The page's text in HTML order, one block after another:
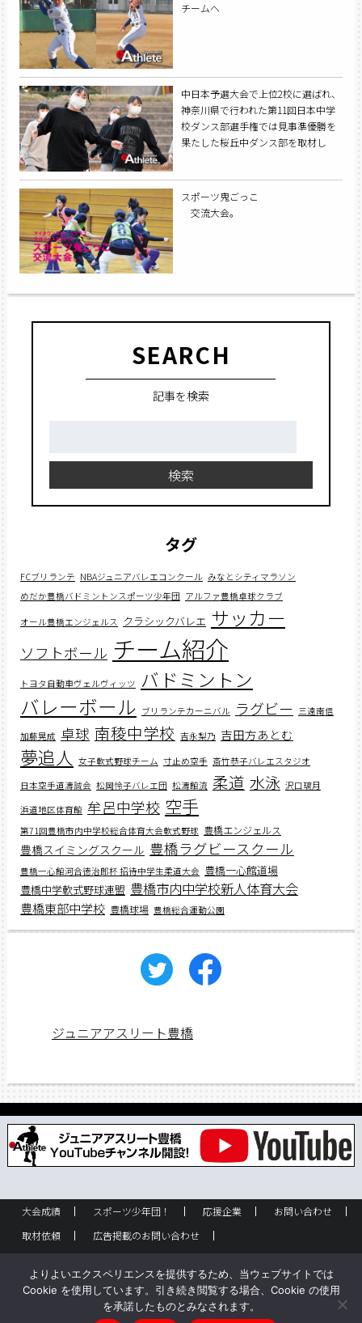
チームへ
中日本予選大会で上位2校に選ばれ、
神奈川県で行われた第11回日本中学
校ダンス部選手権では見事準優勝を
果たした桜丘中ダンス部を取材し
スポーツ鬼ごっこ
交流大会。
SEARCH
記事を検索
検索
タグ
FCブリランテ NBAジュニアバレエコンクール みなとシティマラソン
めだか豊橋バドミントンスポーツ少年団 アルファ豊橋卓球クラブ
オール豊橋エンジェルス クラシックバレエ サッカー
ソフトボール チーム紹介
トヨタ自動車ヴェルヴィッツ バドミントン
バレーボール ブリランテカーニバル ラグビー 三遠南信
加藤晃成 卓球 南稜中学校 吉永梨乃 吉田方あとむ
夢追人 女子軟式野球チーム 寸止め空手 斎竹恭子バレエスタジオ
日本空手道濤誠会 松岡怜子バレエ団 松濤館流 柔道 水泳 沢口璃月
浜道地区体育館 牟呂中学校 空手
第71回豊橋市内中学校総合体育大会軟式野球 豊橋エンジェルス
豊橋スイミングスクール 豊橋ラグビースクール
豊橋一心館河合徳治郎杯 招待中学生柔道大会 豊橋一心館道場
豊橋中学軟式野球連盟 豊橋市内中学校新人体育大会
豊橋東部中学校 豊橋球場 豊橋総合運動公園
ジュニアアスリート豊橋
大会成績 スポーツ少年団！ 応援企業
お問い合わせ
取材依頼
広告掲載のお問い合わせ
バックナンバー
サイトポリシー
Copyright © ジュニアアスリート豊橋 All rights reserved.
よりよいエクスペリエンスを提供するため、当ウェブサイトでは
Cookie を使用しています。引き続き閲覧する場合、Cookie の使用
を承諾したものとみなされます。